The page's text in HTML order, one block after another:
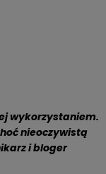
wykorzystaniem.
nieoczywistą
i bloger